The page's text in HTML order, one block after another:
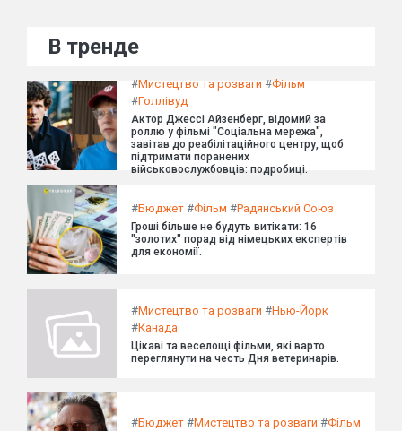
В тренде
#Мистецтво та розваги #Фільм
#Голлівуд
Актор Джессі Айзенберг, відомий за
роллю у фільмі "Соціальна мережа",
завітав до реабілітаційного центру, щоб
підтримати поранених
військовослужбовців: подробиці.
#Бюджет #Фільм #Радянський Союз
Гроші більше не будуть витікати: 16
"золотих" порад від німецьких експертів
для економії.
#Мистецтво та розваги #Нью-Йорк
#Канада
Цікаві та веселощі фільми, які варто
переглянути на честь Дня ветеринарів.
#Бюджет #Мистецтво та розваги #Фільм